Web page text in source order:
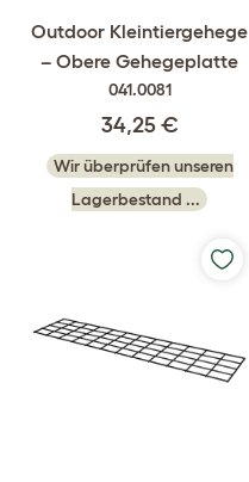
Outdoor Kleintiergehege
– Obere Gehegeplatte
041.0081
34,25 €
Wir überprüfen unseren
Lagerbestand ...